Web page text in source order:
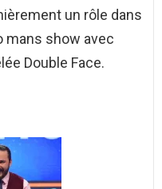
un rôle dans
mans show avec
Double Face.